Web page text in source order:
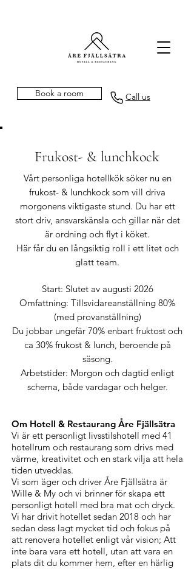
Book a room Call us
Frukost- & lunchkock
Vårt personliga hotellkök söker nu en
frukost- & lunchkock som vill driva
morgonens viktigaste stund. Du har ett
stort driv, ansvarskänsla och gillar när det
är ordning och flyt i köket.
Här får du en långsiktig roll i ett litet och
glatt team.
Start: Slutet av augusti 2026
Omfattning: Tillsvidareanställning 80%
(med provanställning)
Du jobbar ungefär 70% enbart fruktost och
ca 30% frukost & lunch, beroende på
säsong.
Arbetstider: Morgon och dagtid enligt
schema, både vardagar och helger.
Om Hotell & Restaurang Åre Fjällsätra
Vi är ett personligt livsstilshotell med 41
hotellrum och restaurang som drivs med
värme, kreativitet och en stark vilja att hela
tiden utvecklas.
Vi som äger och driver Åre Fjällsätra är
Wille & My och vi brinner för skapa ett
personligt hotell med bra mat och dryck.
Vi har drivit hotellet sedan 2018 och har
sedan dess lagt mycket tid och fokus på
att renovera hotellet enligt vår vision; Att
inte bara vara ett hotell, utan att vara en
plats dit du kommer hem, efter en härlig